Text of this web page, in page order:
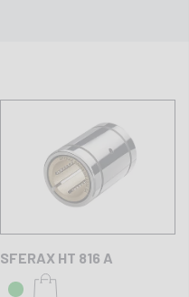
SFERAX HT 816 A